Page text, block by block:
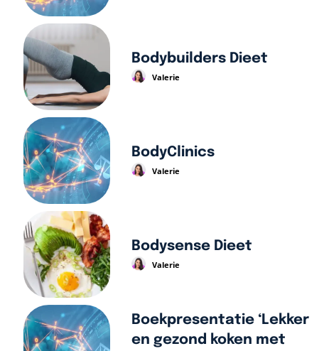
Bodybuilders Dieet
Valerie
BodyClinics
Valerie
Bodysense Dieet
Valerie
Boekpresentatie ‘Lekker
en gezond koken met